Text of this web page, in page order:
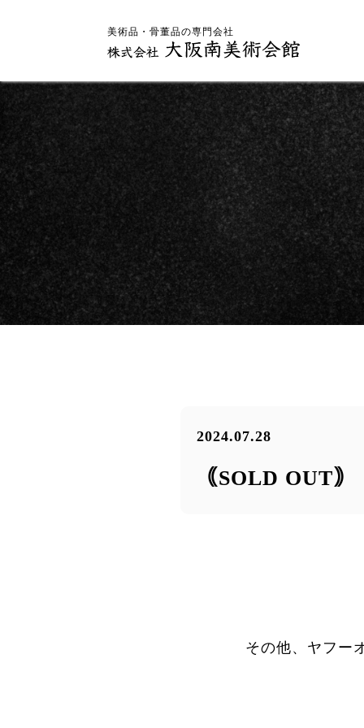
美術品・骨董品の専門会社
2024.07.28
｟SOLD OUT
その他、ヤフー